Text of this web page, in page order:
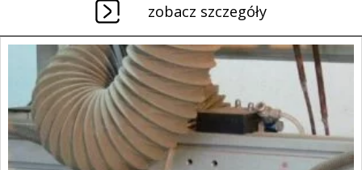
zobacz szczegóły